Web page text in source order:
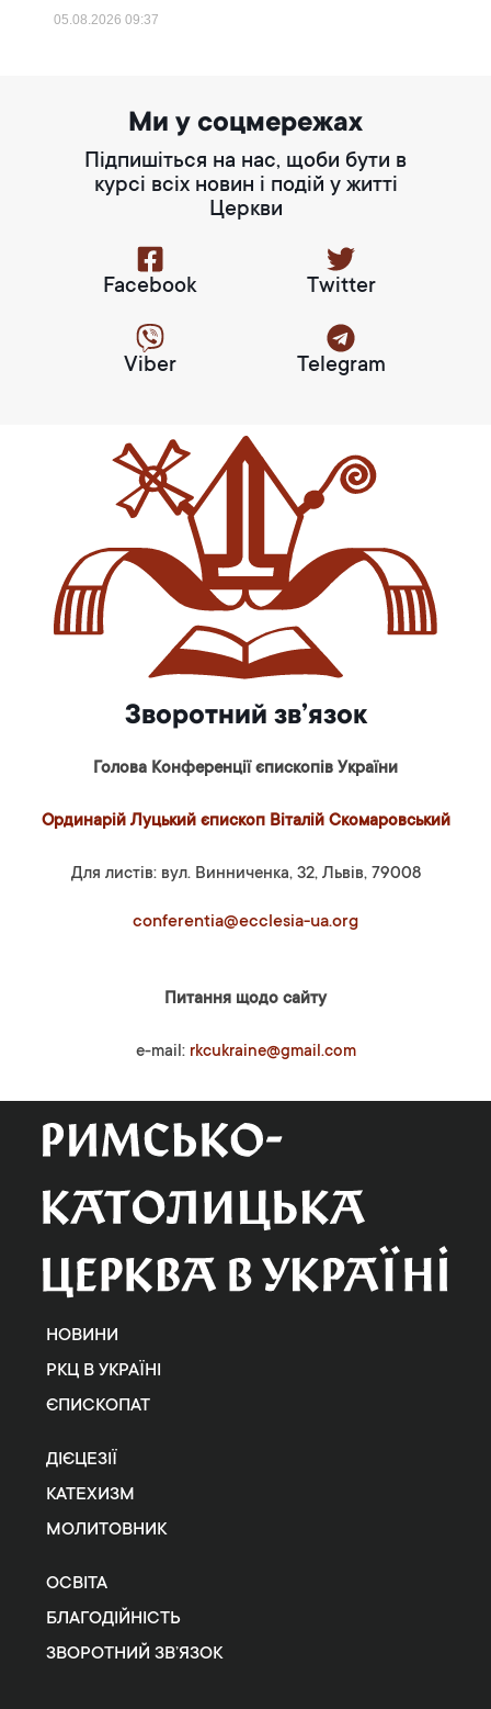
05.08.202609:37
Ми у соцмережах
Підпишіться на нас, щоби бути в
курсі всіх новин і подій у житті
Церкви
Facebook Twitter
Viber Telegram
Зворотний зв’язок
Голова Конференції єпископів України
Ординарій Луцький єпископ Віталій Скомаровський
Для листів: вул. Винниченка, 32, Львів, 79008
conferentia@ecclesia-ua.org
Питання щодо сайту
e-mail: rkcukraine@gmail.com
НОВИНИ
РКЦ В УКРАЇНІ
ЄПИСКОПАТ
ДІЄЦЕЗІЇ
КАТЕХИЗМ
МОЛИТОВНИК
ОСВІТА
БЛАГОДІЙНІСТЬ
ЗВОРОТНИЙ ЗВ’ЯЗОК